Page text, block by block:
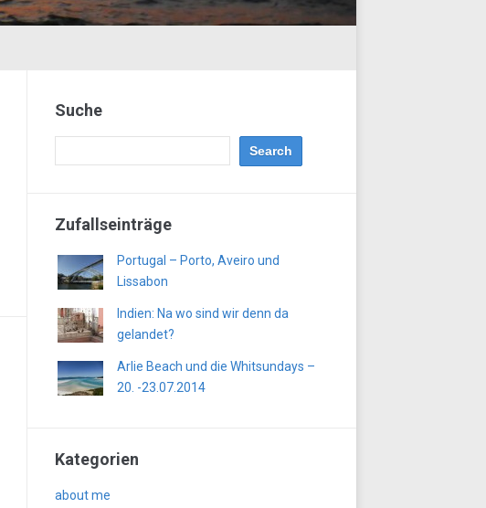
Suche
Zufallseinträge
Portugal – Porto, Aveiro und
Lissabon
Indien: Na wo sind wir denn da
gelandet?
Arlie Beach und die Whitsundays –
20. -23.07.2014
Kategorien
about me